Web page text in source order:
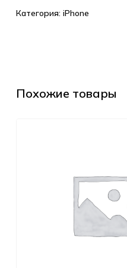
Категория: iPhone
Похожие товары